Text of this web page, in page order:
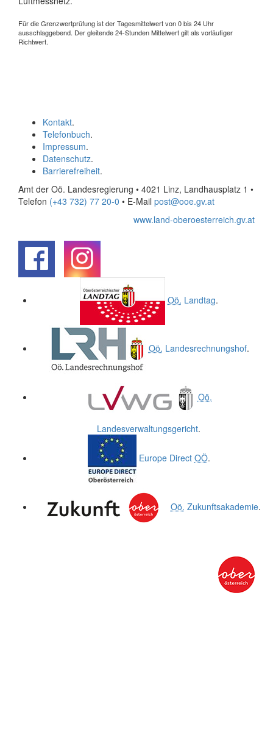
Für die Grenzwertprüfung ist der Tagesmittelwert von 0 bis 24 Uhr
ausschlaggebend. Der gleitende 24-Stunden Mittelwert gilt als vorläufiger
Richtwert.
Kontakt.
Telefonbuch.
Impressum.
Datenschutz.
Barrierefreiheit.
Amt der Oö. Landesregierung • 4021 Linz, Landhausplatz 1 •
Telefon (+43 732) 77 20-0 • E-Mail post@ooe.gv.at
www.land-oberoesterreich.gv.at
Oö. Landtag.
Oö. Landesrechnungshof.
Oö.
Landesverwaltungsgericht.
Europe Direct OÖ.
Oö. Zukunftsakademie.